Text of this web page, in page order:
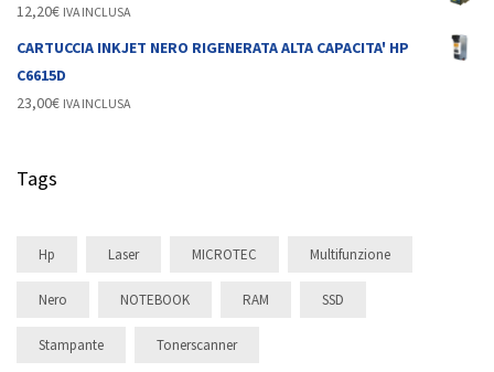
12,20€ IVA INCLUSA
CARTUCCIA INKJET NERO RIGENERATA ALTA CAPACITA' HP
C6615D
23,00€ IVA INCLUSA
Tags
Hp Laser MICROTEC Multifunzione
Nero NOTEBOOK RAM SSD
Stampante Tonerscanner